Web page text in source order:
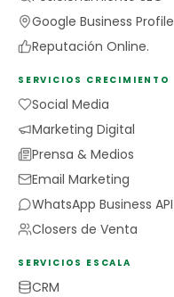
Google Business Profile
Reputación Online.
SERVICIOS CRECIMIENTO
Social Media
Marketing Digital
Prensa & Medios
Email Marketing
WhatsApp Business API
Closers de Venta
SERVICIOS ESCALA
CRM